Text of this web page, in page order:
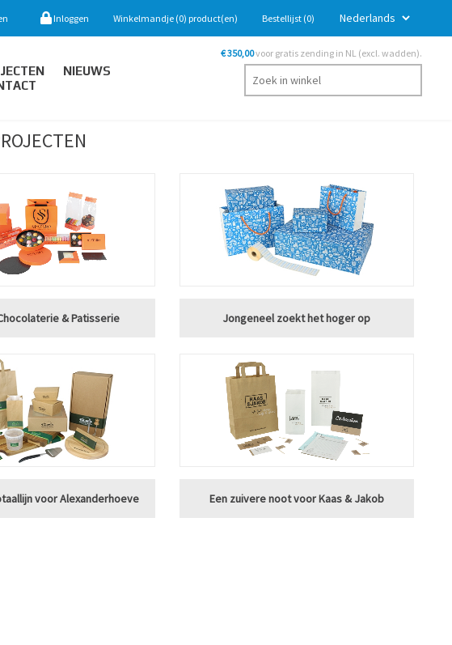
Inloggen Winkelmandje (0) product(en) Bestellijst (0)
NIEUWS
€ 350,00voor gratis zending in NL (excl. wadden).
& Patisserie Jongeneel zoekt het hoger op
voor Alexanderhoeve Een zuivere noot voor Kaas & Jakob